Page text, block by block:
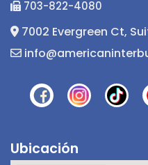
703-822-4080
7002 Evergreen Ct,
Ubicación